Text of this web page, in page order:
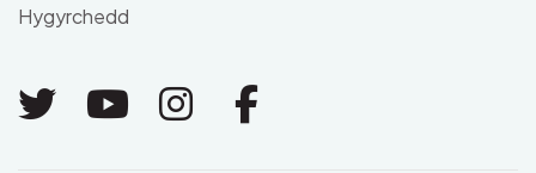
Hygyrchedd
Link to Twitter
Link to Youtube
Link to Instagram
Link to